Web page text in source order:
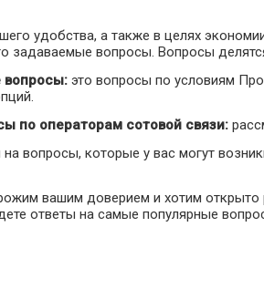
удобства, а также в целях
задаваемые вопросы. Вопросы
это вопросы по условиям
по операторам сотовой связи:
вопросы, которые у вас могут
вашим доверием и хотим открыто
ответы на самые популярные